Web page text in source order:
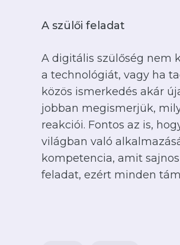
A szülői feladat
A digitális szülőség nem
a technológiát, vagy ha
közös ismerkedés akár
jobban megismerjük,
reakciói. Fontos az is,
világban való
kompetencia, amit
feladat, ezért minden